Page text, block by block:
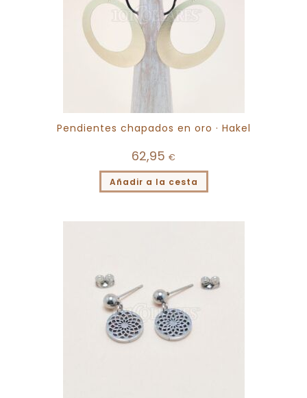
Pendientes chapados en oro · Hakel
62,95 €
Añadir a la cesta